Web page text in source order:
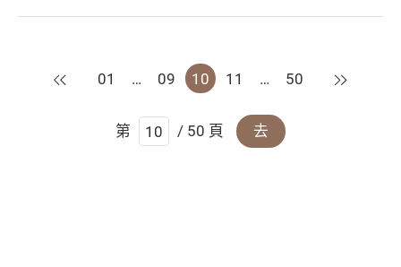
上一頁
01 … 09 10 11 … 50 下一頁
第 / 50 頁 去